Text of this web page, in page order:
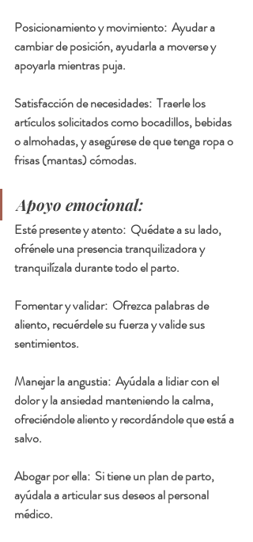
Posicionamiento y movimiento:  Ayudar a
cambiar de posición, ayudarla a moverse y
apoyarla mientras puja.
Satisfacción de necesidades:  Traerle los
artículos solicitados como bocadillos, bebidas
o almohadas, y asegúrese de que tenga ropa o
frisas (mantas) cómodas.
Apoyo emocional:
Esté presente y atento:  Quédate a su lado,
ofrénele una presencia tranquilizadora y
tranquilízala durante todo el parto.
Fomentar y validar:  Ofrezca palabras de
aliento, recuérdele su fuerza y valide sus
sentimientos.
Manejar la angustia:  Ayúdala a lidiar con el
dolor y la ansiedad manteniendo la calma,
ofreciéndole aliento y recordándole que está a
salvo.
Abogar por ella:  Si tiene un plan de parto,
ayúdala a articular sus deseos al personal
médico.